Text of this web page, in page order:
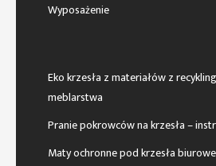
Wyposażenie
Eko krzesła z materiałów z
meblarstwa
Pranie pokrowców na krzesła –
Maty ochronne pod krzesła